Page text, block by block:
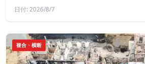
日付: 2026/8/7
複合・横断